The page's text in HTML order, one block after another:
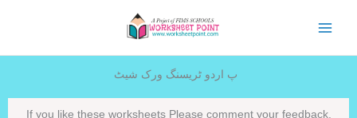
پ اردو ٹریسنگ ورک شیٹ
If you like these worksheets Please comment your feedback.